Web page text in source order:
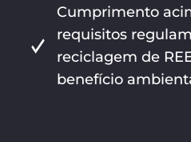
Cumprimento
requisitos
reciclagem de
benefício